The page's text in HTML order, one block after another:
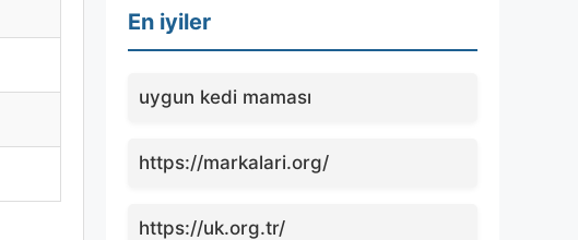
En iyiler
uygun kedi maması
https://markalari.org/
https://uk.org.tr/